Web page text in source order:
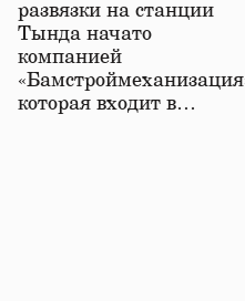
развязки на станции
Тында начато
компанией
которая входит в…